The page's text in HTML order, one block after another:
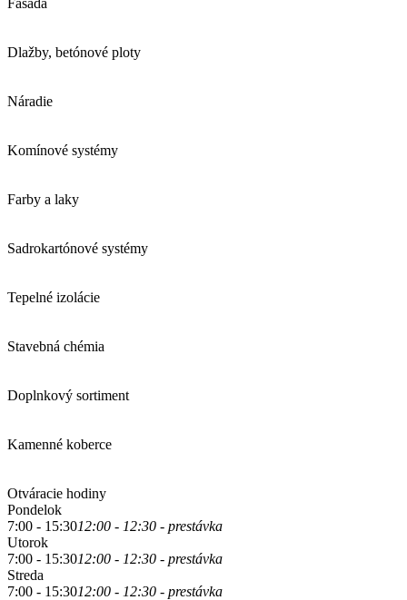
Dlažby, betónové ploty
Náradie
Komínové systémy
Farby a laky
Sadrokartónové systémy
Tepelné izolácie
Stavebná chémia
Doplnkový sortiment
Kamenné koberce
Otváracie hodiny
Pondelok
7:00 - 15:3012:00 - 12:30 - prestávka
Utorok
7:00 - 15:3012:00 - 12:30 - prestávka
Streda
7:00 - 15:3012:00 - 12:30 - prestávka